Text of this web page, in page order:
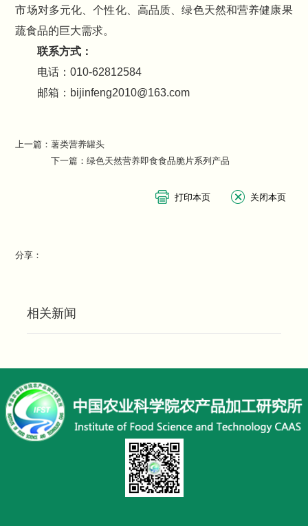
市场对多元化、个性化、高品质、绿色天然和营养健康果
蔬食品的巨大需求。
联系方式：
电话：010-62812584
邮箱：bijinfeng2010@163.com
上一篇：薯类营养罐头
下一篇：绿色天然营养即食食品脆片系列产品
分享：
相关新闻